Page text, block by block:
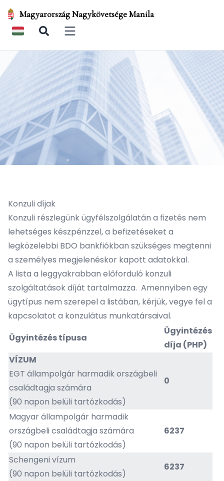
Magyarország Nagykövetsége Manila
Open main menu
Konzuli díjak
Konzuli részlegünk ügyfélszolgálatán a fizetés nem
lehetséges készpénzzel, a befizetéseket a
legközelebbi BDO bankfiókban szükséges megtenni
a személyes megjelenéskor kapott adatokkal.
A lista a leggyakrabban előforduló konzuli
szolgáltatások díját tartalmazza. Amennyiben egy
ügytípus nem szerepel a listában, kérjük, vegye fel a
kapcsolatot a konzulátus munkatársaival.
Ügyintézés típusa
Ügyintézés
díja (PHP)
VÍZUM
EGT állampolgár harmadik országbeli
családtagja számára
(90 napon belüli tartózkodás)
0
Magyar állampolgár harmadik
országbeli családtagja számára
(90 napon belüli tartózkodás)
6237
Schengeni vízum
(90 napon belüli tartózkodás)
6237